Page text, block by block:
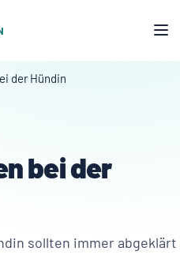
der Hündin
bei der
sollten immer abgeklärt